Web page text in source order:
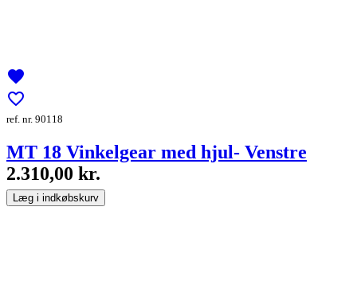
favorite
favorite_border
ref. nr. 90118
MT 18 Vinkelgear med hjul- Venstre
2.310,00 kr.
Læg i indkøbskurv